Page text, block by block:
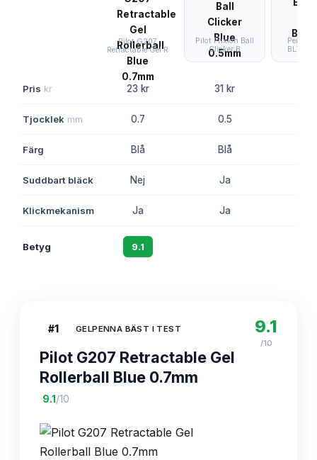
Pilot G207
Retractable Gel R
Pilot Frixion Ball
Clicker B
Pentel
BL77
Pris kr 23 kr 31 kr
Tjocklek mm 0.7 0.5
Färg Blå Blå
Suddbart bläck Nej Ja
Klickmekanism Ja Ja
Betyg 9.1
#1 GELPENNA BÄST I TEST
Pilot G207 Retractable Gel
Rollerball Blue 0.7mm
·9.1 /10
9.1
/10